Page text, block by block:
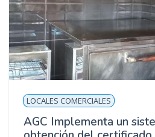
LOCALES COMERCIALES
AGC Implementa un